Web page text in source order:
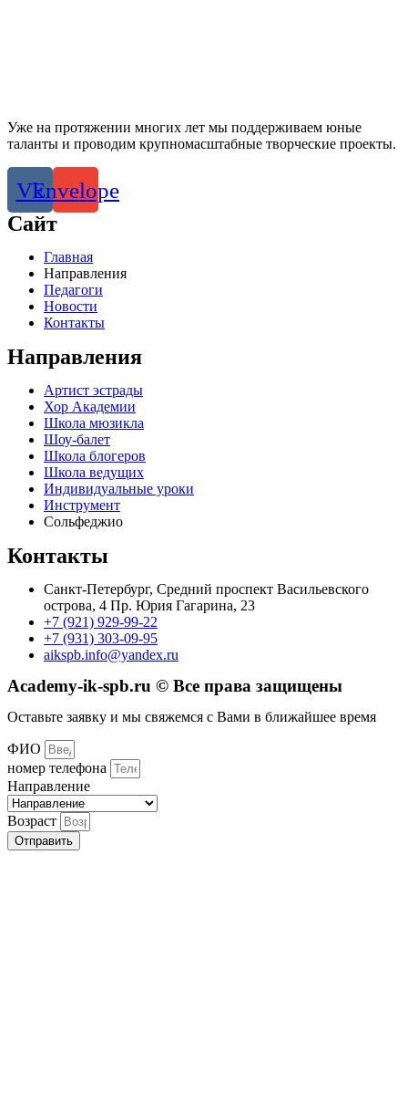
Уже на протяжении многих лет мы поддерживаем юные
таланты и проводим крупномасштабные творческие проекты.
VkEnvelope
Сайт
Главная
Направления
Педагоги
Новости
Контакты
Направления
Артист эстрады
Хор Академии
Школа мюзикла
Шоу-балет
Школа блогеров
Школа ведущих
Индивидуальные уроки
Инструмент
Сольфеджио
Контакты
Санкт-Петербург, Средний проспект Васильевского
острова, 4 Пр. Юрия Гагарина, 23
+7 (921) 929-99-22
+7 (931) 303-09-95
aikspb.info@yandex.ru
Academy-ik-spb.ru © Все права защищены
Оставьте заявку и мы свяжемся с Вами в ближайшее время
ФИО
номер телефона
Направление
Возраст
Отправить